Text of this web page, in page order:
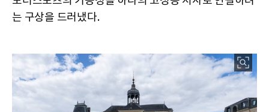
는 구상을 드러냈다.